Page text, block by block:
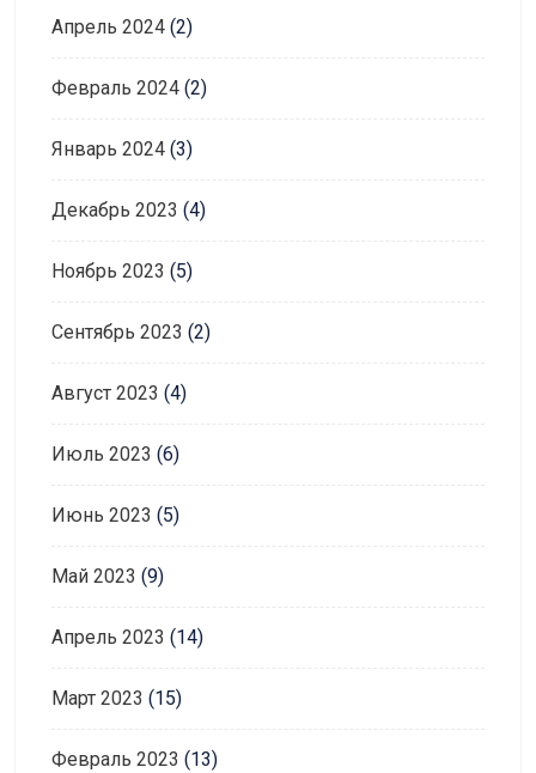
Апрель 2024 (2)
Февраль 2024 (2)
Январь 2024 (3)
Декабрь 2023 (4)
Ноябрь 2023 (5)
Сентябрь 2023 (2)
Август 2023 (4)
Июль 2023 (6)
Июнь 2023 (5)
Май 2023 (9)
Апрель 2023 (14)
Март 2023 (15)
Февраль 2023 (13)